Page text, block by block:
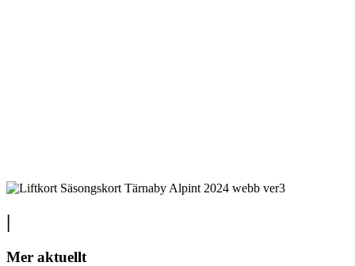
|
Mer aktuellt